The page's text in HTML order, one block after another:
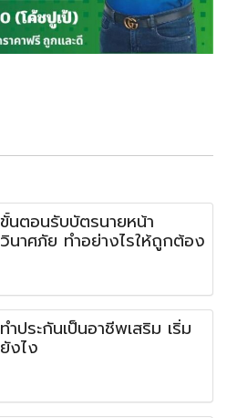
ขั้นตอนรับบัตรนายหน้า
วินาศภัย ทำอย่างไรให้ถูกต้อง
ทำประกันเป็นอาชีพเสริม เริ่ม
ยังไง